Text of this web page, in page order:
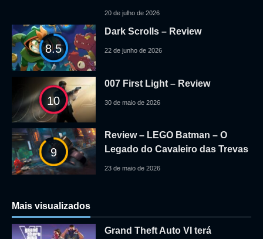
20 de julho de 2026
8.5
Dark Scrolls – Review
22 de junho de 2026
10
007 First Light – Review
30 de maio de 2026
9
Review – LEGO Batman – O
Legado do Cavaleiro das Trevas
23 de maio de 2026
Mais visualizados
Grand Theft Auto VI terá